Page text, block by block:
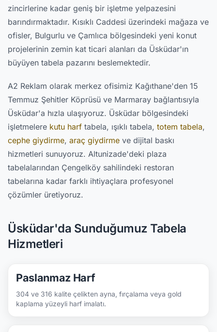
zincirlerine kadar geniş bir işletme yelpazesini
barındırmaktadır. Kısıklı Caddesi üzerindeki mağaza ve
ofisler, Bulgurlu ve Çamlıca bölgesindeki yeni konut
projelerinin zemin kat ticari alanları da Üsküdar'ın
büyüyen tabela pazarını beslemektedir.
A2 Reklam olarak merkez ofisimiz Kağıthane'den 15
Temmuz Şehitler Köprüsü ve Marmaray bağlantısıyla
Üsküdar'a hızla ulaşıyoruz. Üsküdar bölgesindeki
işletmelere kutu harf tabela, ışıklı tabela, totem tabela,
cephe giydirme, araç giydirme ve dijital baskı
hizmetleri sunuyoruz. Altunizade'deki plaza
tabelalarından Çengelköy sahilindeki restoran
tabelarına kadar farklı ihtiyaçlara profesyonel
çözümler üretiyoruz.
Üsküdar'da Sunduğumuz Tabela
Hizmetleri
Paslanmaz Harf
304 ve 316 kalite çelikten ayna, fırçalama veya gold
kaplama yüzeyli harf imalatı.